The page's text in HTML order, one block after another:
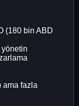
(180 bin ABD
ama fazla